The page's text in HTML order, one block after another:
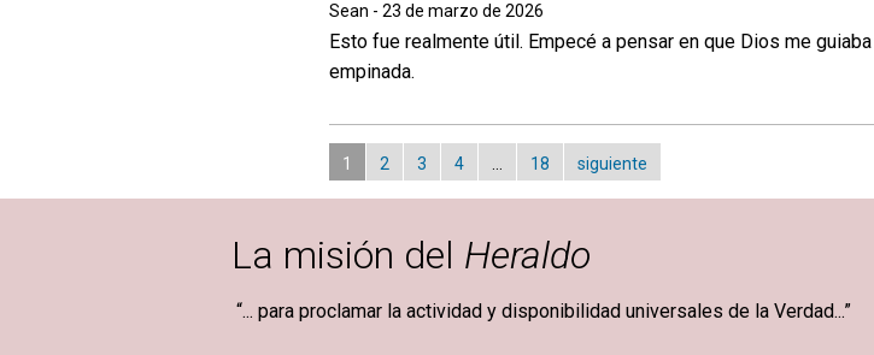
Sean - 23 de marzo de 2026
Esto fue realmente útil. Empecé a pensar en que Dios me
empinada.
1 2 3 4 18 siguiente
La misión del Heraldo
“... para proclamar la actividad y disponibilidad universales de la Verdad...”